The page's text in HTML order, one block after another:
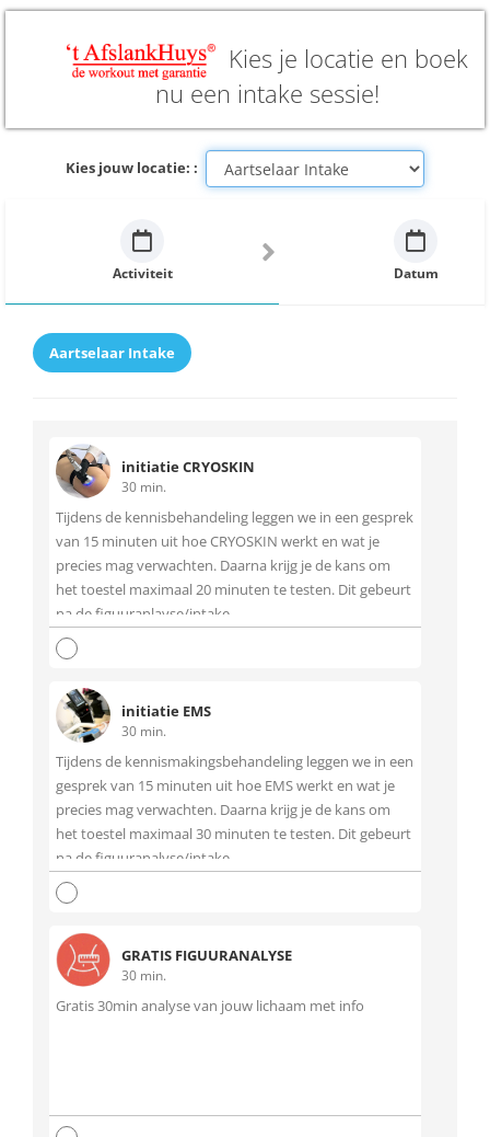
Kies je locatie en boek
nu een intake sessie!
Kies jouw locatie: :
Activiteit Datum
Aartselaar Intake
initiatie CRYOSKIN
30 min.
Tijdens de kennisbehandeling leggen we in een gesprek
van 15 minuten uit hoe CRYOSKIN werkt en wat je
precies mag verwachten. Daarna krijg je de kans om
het toestel maximaal 20 minuten te testen. Dit gebeurt
na de figuuranlayse/intake
initiatie EMS
30 min.
Tijdens de kennismakingsbehandeling leggen we in een
gesprek van 15 minuten uit hoe EMS werkt en wat je
precies mag verwachten. Daarna krijg je de kans om
het toestel maximaal 30 minuten te testen. Dit gebeurt
na de figuuranalyse/intake.
GRATIS FIGUURANALYSE
30 min.
Gratis 30min analyse van jouw lichaam met info